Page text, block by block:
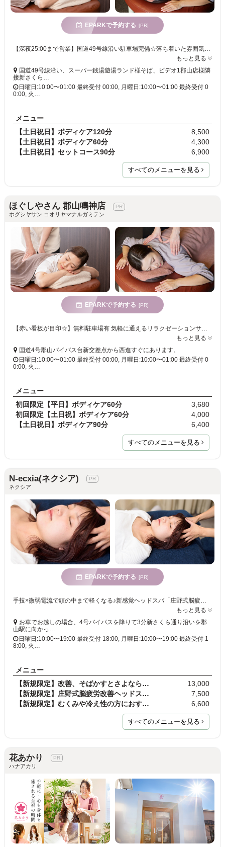
EPARKで予約する [PR]
【深夜25:00まで営業】国道49号線沿い駐車場完備☆落ち着いた雰囲気のリラクゼーションサロンです。
もっと見る
国道49号線沿い、スーパー銭湯遊湯ランド様そば、ビデオ1郡山店様隣
接新さくら…
日曜日:10:00〜01:00 最終受付 00:00, 月曜日:10:00〜01:00 最終受付 0
0:00, 火…
メニュー
【土日祝日】ボディケア120分
8,500
【土日祝日】ボディケア60分
4,300
【土日祝日】セットコース90分
6,900
すべてのメニューを見る
ほぐしやさん 郡山鳴神店
ホグシヤサン コオリヤマナルガミテン
EPARKで予約する [PR]
もっと見る
国道4号郡山バイパス台新交差点から西進すぐにあります。
日曜日:10:00〜01:00 最終受付 00:00, 月曜日:10:00〜01:00 最終受付 0
0:00, 火…
メニュー
初回限定【平日】ボディケア60分
3,680
初回限定【土日祝】ボディケア60分
4,000
【土日祝日】ボディケア90分
6,400
すべてのメニューを見る
N-ecxia(ネクシア)
ネクシア
EPARKで予約する [PR]
もっと見る
お車でお越しの場合、4号バイパスを降りて3分新さくら通り沿いを郡
山駅に向かっ…
日曜日:10:00〜19:00 最終受付 18:00, 月曜日:10:00〜19:00 最終受付 1
8:00, 火…
メニュー
【新規限定】改善、そばかすとさよならしませんか？…
13,000
【新規限定】庄野式脳疲労改善ヘッドスパ（特許取得…
7,500
【新規限定】むくみや冷え性の方におすすめ★オイルマ…
6,600
すべてのメニューを見る
花あかり
ハナアカリ